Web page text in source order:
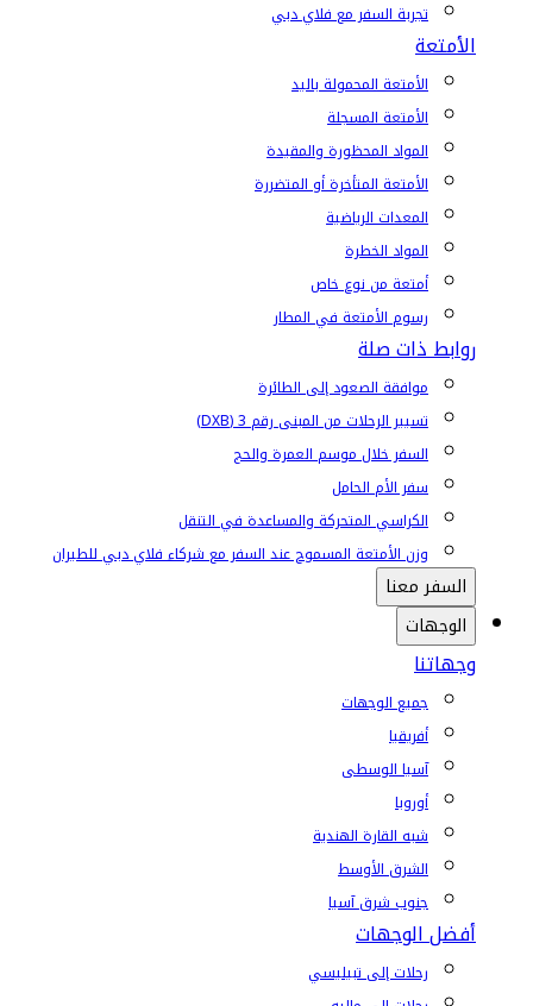
تجربة السفر مع فلاي دبي
الأمتعة
الأمتعة المحمولة باليد
الأمتعة المسجلة
المواد المحظورة والمقيدة
الأمتعة المتأخرة أو المتضررة
المعدات الرياضية
المواد الخطرة
أمتعة من نوع خاص
رسوم الأمتعة في المطار
روابط ذات صلة
موافقة الصعود إلى الطائرة
تسيير الرحلات من المبنى رقم 3 (DXB)
السفر خلال موسم العمرة والحج
سفر الأم الحامل
الكراسي المتحركة والمساعدة في التنقل
وزن الأمتعة المسموح عند السفر مع شركاء فلاي دبي للطيران
السفر معنا
الوجهات
وجهاتنا
جميع الوجهات
أفريقيا
آسيا الوسطى
أوروبا
شبه القارة الهندية
الشرق الأوسط
جنوب شرق آسيا
أفضل الوجهات
رحلات إلى تبيليسي